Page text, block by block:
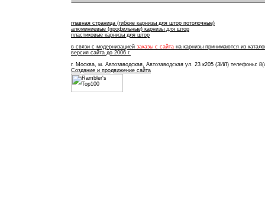
главная страница (гибкие карнизы для штор потолочные)
алюминиевые (профильные) карнизы для штор
пластиковые карнизы для штор
в связи с модернизацией заказы с сайта на карнизы принимаются из
версия сайта до 2006 г.
г. Москва, м. Автозаводская, Автозаводская ул. 23 к205 (ЗИЛ) телефоны:
Создание и продвижение сайта